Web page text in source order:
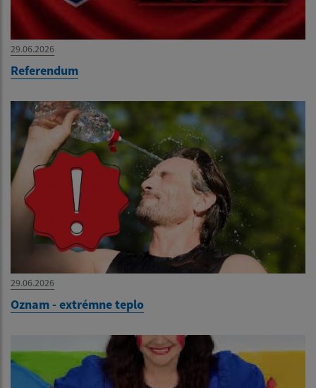
29.06.2026
Referendum
29.06.2026
Oznam - extrémne teplo